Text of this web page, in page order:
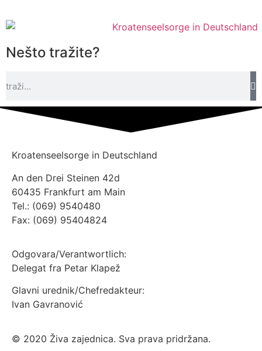
Nešto tražite?
Kroatenseelsorge in Deutschland
An den Drei Steinen 42d
60435 Frankfurt am Main
Tel.: (069) 9540480
Fax: (069) 95404824
Odgovara/Verantwortlich:
Delegat fra Petar Klapež
Glavni urednik/Chefredakteur:
Ivan Gavranović
© 2020 Živa zajednica. Sva prava pridržana.